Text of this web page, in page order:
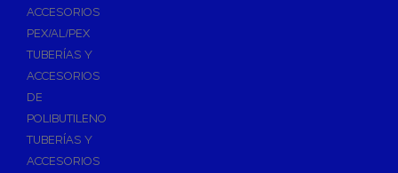
ACCESORIOS
PEX/AL/PEX
TUBERÍAS Y
ACCESORIOS
DE
POLIBUTILENO
TUBERÍAS Y
ACCESORIOS